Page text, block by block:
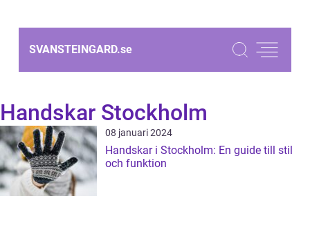
SVANSTEINGARD.se
Handskar Stockholm
08 januari 2024
Handskar i Stockholm: En guide till stil
och funktion